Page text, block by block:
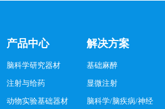
产品中心
脑科学研究器材
注射与给药
动物实验基础器材
解决方案
基础麻醉
显微注射
脑科学/脑疾病/神经